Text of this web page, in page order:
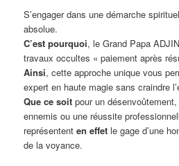
S’engager dans une démarche
absolue.
C’est pourquoi, le Grand Papa
travaux occultes « paiement après
Ainsi, cette approche unique vous
expert en haute magie sans craindre
Que ce soit pour un
ennemis ou une réussite
représententen effet le gage d’une
de la voyance.